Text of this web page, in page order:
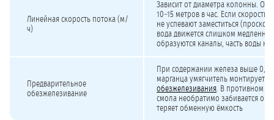
Линейная скорость потока (м/
ч)
Зависит от диаметра колонны.
10–15 метров в час. Если скорость
не успевают заместиться
вода движется слишком
образуются каналы, часть воды не
Предварительное
обезжелезивание
При содержании железа выше 0,3
марганца умягчитель
обезжелезивания. В противном
смола необратимо забивается
теряет обменную ёмкость